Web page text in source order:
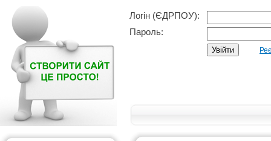
Логін (ЄДРПОУ):
Пароль: